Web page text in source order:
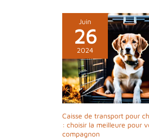
Juin
26
2024
Caisse de transport pour
: choisir la meilleure pour
compagnon